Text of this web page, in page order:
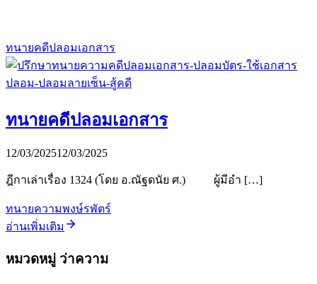
ทนายคดีปลอมเอกสาร
ทนายคดีปลอมเอกสาร
12/03/202512/03/2025
ฎีกาเล่าเรื่อง 1324 (โดย อ.ณัฐดนัย ศ.) ผู้มีอำ […]
ทนายความพงษ์รพัตร์
อ่านเพิ่มเติม
หมวดหมู่ ว่าความ